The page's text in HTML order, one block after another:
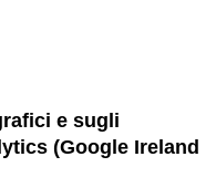
e sugli
(Google Ireland